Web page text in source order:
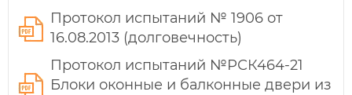
Протокол испытаний № 1906 от
16.08.2013 (долговечность)
Протокол испытаний №РСК464-21
Блоки оконные и балконные двери из